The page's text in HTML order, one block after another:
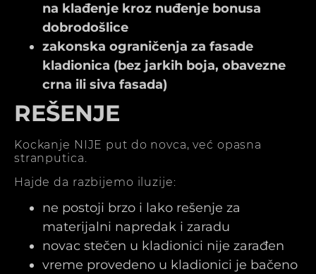
na klađenje kroz nuđenje bonusa
dobrodošlice
zakonska ograničenja za fasade
kladionica (bez jarkih boja, obavezne
crna ili siva fasada)
REŠENJE
Kockanje NIJE put do novca, već opasna
stranputica.
Hajde da razbijemo iluzije:
ne postoji brzo i lako rešenje za
materijalni napredak i zaradu
novac stečen u kladionici nije zarađen
vreme provedeno u kladionici je bačeno